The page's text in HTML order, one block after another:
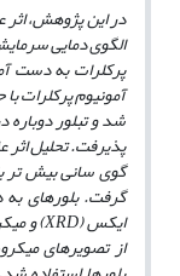
در این پژوهش،
الگوی دمایی
پرکلرات به دست
آمونیوم پرکلرات
شد و تبلور
پذیرفت. تحلیل اثر
گوی­ سانی بیش ­تر
گرفت. بلورهای
ایکس (XRD) و
از تصویرهای